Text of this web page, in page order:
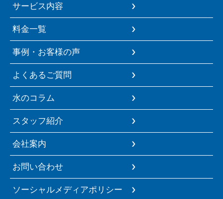
サービス内容
料金一覧
事例・お客様の声
よくあるご質問
水のコラム
スタッフ紹介
会社案内
お問い合わせ
ソーシャルメディアポリシー